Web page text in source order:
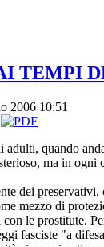
TEMPI
2006 10:51
adulti, quando
ma in ogni
dei
mezzo di
con le prostitute.
fasciste "a